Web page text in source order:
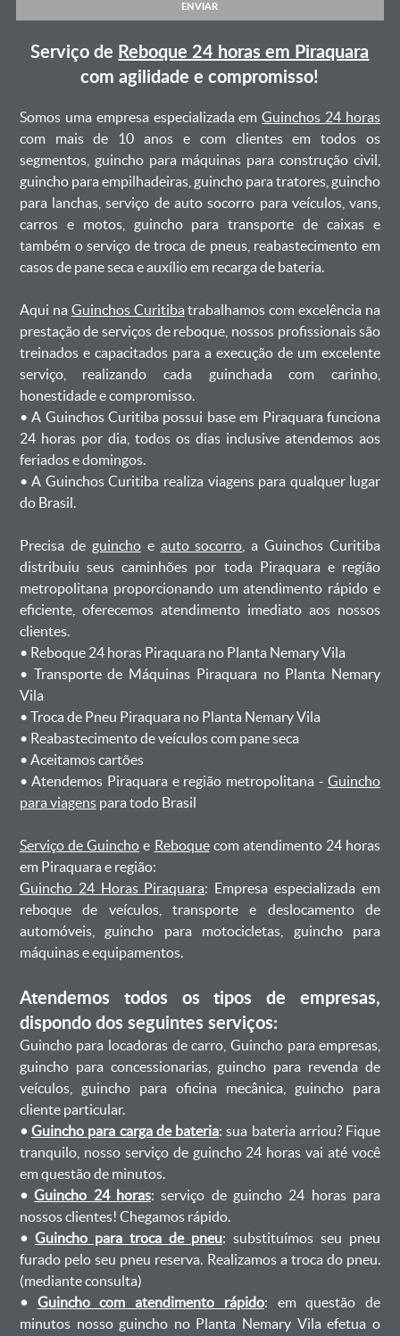
ENVIAR
Serviço de Reboque 24 horas em Piraquara
com agilidade e compromisso!
Somos uma empresa especializada emGuinchos 24 horas
com mais de 10 anos e com clientes em todos os
segmentos, guincho para máquinas para construção civil,
guincho para empilhadeiras, guincho para tratores, guincho
para lanchas, serviço de auto socorro para veículos, vans,
carros e motos, guincho para transporte de caixas e
também o serviço de troca de pneus, reabastecimento em
casos de pane seca e auxílio em recarga de bateria. ㅤㅤ
Aqui na Guinchos Curitiba trabalhamos com excelência na
prestação de serviços de reboque, nossos profissionais são
treinados e capacitados para a execução de um excelente
serviço, realizando cada guinchada com carinho,
honestidade e compromisso.
ㅤㅤ• A Guinchos Curitiba possui base em Piraquara funciona
24 horas por dia, todos os dias inclusive atendemos aos
feriados e domingos.
ㅤㅤ• A Guinchos Curitiba realiza viagens para qualquer lugar
do Brasil.
Precisa de guinchoe auto socorro , a Guinchos Curitiba
distribuiu seus caminhões por toda Piraquara e região
metropolitana proporcionando um atendimento rápido e
eficiente, oferecemos atendimento imediato aos nossos
clientes.
ㅤㅤ• Reboque 24 horas Piraquara no Planta Nemary Vila
ㅤㅤ• Transporte de Máquinas Piraquara no Planta Nemary
Vila
ㅤㅤ• Troca de Pneu Piraquara no Planta Nemary Vila
ㅤㅤ• Reabastecimento de veículos com pane seca
ㅤㅤ• Aceitamos cartões
ㅤㅤ• Atendemos Piraquara e região metropolitana -Guincho
para viagenspara todo Brasil
Serviço de Guincho e Reboquecom atendimento 24 horas
em Piraquara e região:
Guincho 24 Horas Piraquara: Empresa especializada em
reboque de veículos, transporte e deslocamento de
automóveis, guincho para motocicletas, guincho para
máquinas e equipamentos.
Atendemos todos os tipos de empresas,
dispondo dos seguintes serviços:
Guincho para locadoras de carro, Guincho para empresas,
guincho para concessionarias, guincho para revenda de
veículos, guincho para oficina mecânica, guincho para
cliente particular.
•Guincho para carga de bateria: sua bateria arriou? Fique
tranquilo, nosso serviço de guincho 24 horas vai até você
em questão de minutos.
•Guincho 24 horas: serviço de guincho 24 horas para
nossos clientes! Chegamos rápido.
• Guincho para troca de pneu: substituímos seu pneu
furado pelo seu pneu reserva. Realizamos a troca do pneu.
(mediante consulta)
• Guincho com atendimento rápido: em questão de
minutos nosso guincho no Planta Nemary Vila efetua o